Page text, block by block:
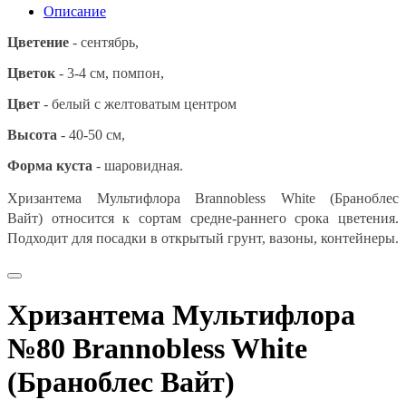
Описание
Цветение - сентябрь,
Цветок - 3-4 см, помпон,
Цвет - белый с желтоватым центром
Высота - 40-50 см,
Форма куста - шаровидная.
Хризантема Мультифлора Brannobless White (Браноблес
Вайт) относится к сортам средне-раннего срока цветения.
Подходит для посадки в открытый грунт, вазоны, контейнеры.
Хризантема Мультифлора
№80 Brannobless White
(Браноблес Вайт)